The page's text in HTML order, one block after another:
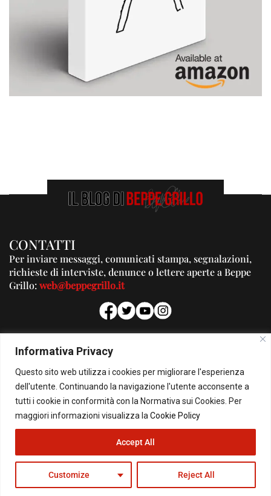
Informativa Privacy
Questo sito web utilizza i cookies per migliorare l'esperienza
dell'utente. Continuando la navigazione l'utente acconsente a
tutti i cookie in conformità con la Normativa sui Cookies. Per
maggiori informazioni visualizza la Cookie Policy
Customize Reject All
Accept All
CONTATTI
Per inviare messaggi, comunicati stampa, segnalazioni,
richieste di interviste, denunce o lettere aperte a Beppe
Grillo:web@beppegrillo.it
PUBBLICITA'
Per la tua pubblicità su questo Blog:
pubblicita@beppegrillo.it
© Copyright 2026 - Il Blog di Beppe Grillo. All Rights Reserved - Powered by
happygrafic.com